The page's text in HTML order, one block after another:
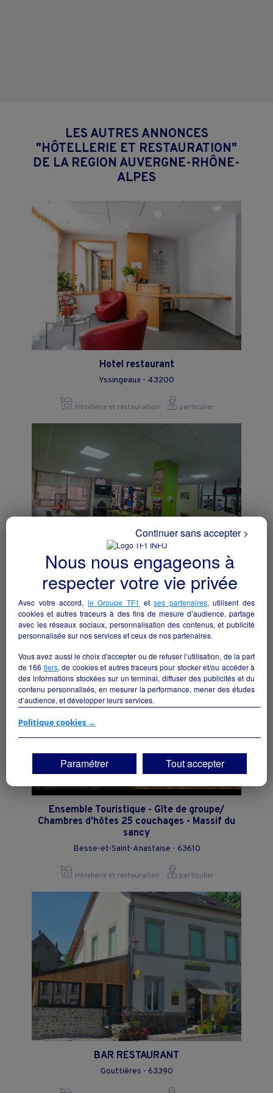
LES AUTRES ANNONCES
"HÔTELLERIE ET RESTAURATION"
DE LA REGION AUVERGNE-RHÔNE-
ALPES
Hotel restaurant
Yssingeaux - 43200
Hôtellerie et restauration particulier
Bar,Tabac,Fdj
Cremeaux - 42260
Hôtellerie et restauration particulier
Ensemble Touristique - Gîte de groupe/
Chambres d'hôtes 25 couchages - Massif du
sancy
Besse-et-Saint-Anastaise - 63610
Hôtellerie et restauration particulier
BAR RESTAURANT
Gouttières - 63390
Nous nous engageons à
respecter votre vie privée
Avec votre accord, le Groupe TF1 etses partenaires, utilisent des
cookies et autres traceurs à des fins de mesure d’audience, partage
avec les réseaux sociaux, personnalisation des contenus, et publicité
personnalisée sur nos services et ceux de nos partenaires.
Vous avez aussi le choix d'accepter ou de refuser l’utilisation, de la part
de 166 tiers, de cookies et autres traceurs pour stocker et/ou accéder à
des informations stockées sur un terminal, diffuser des publicités et du
contenu personnalisés, en mesurer la performance, mener des études
d’audience, et développer leurs services.
Si vous continuez sans accepter, les fonctionnalités liées à la
vos centres d'intérêt. Seuls lescookies/traceurs techniquesseront
déposés et lus sur votre terminal.
Vous pouvez exprimer vos choix en cliquant sur "Tout accepter",
"Continuer sans accepter" ou "Paramétrer", et les modifier à tout
moment en cliquant sur le lien "Paramétrez vos choix" situé en bas de
Politique cookies →
Paramétrer
Continuer sans accepter >
Tout accepter